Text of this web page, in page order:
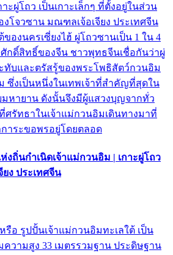
ะผู่โถว เป็นเกาะเล็กๆ ที่ตั้งอยู่ในส่วน
งโจวซาน มณฑลเจ้อเจียง ประเทศจีน
องนครเซี่ยงไฮ้ ผู่โถวซานเป็น 1 ใน 4
กดิ์สิทธิ์ของจีน ชาวพุทธจีนเชื่อกันว่าผู่
ทับและตรัสรู้ของพระโพธิสัตว์กวนอิม
ซึ่งเป็นหนึ่งในเทพเจ้าที่สำคัญที่สุดใน
หายาน ดังนั้นจึงมีผู้แสวงบุญจากทั่ว
ศรัทธาในเจ้าแม่กวนอิมเดินทางมาที่
การะขอพรอยู่โดยตลอด
ถิ่นกำเนิดเจ้าแม่กวนอิม | เกาะผู่โถว
ง ประเทศจีน
อ รูปปั้นเจ้าแม่กวนอิมทะเลใต้ เป็น
ความสูง 33 เมตรรวมฐาน ประดิษฐาน